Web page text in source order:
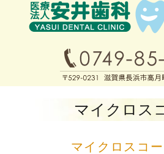
マイクロス
マイクロスコ